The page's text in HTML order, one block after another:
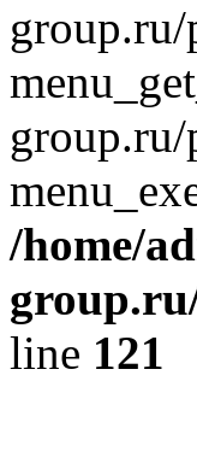
/home/
line 121